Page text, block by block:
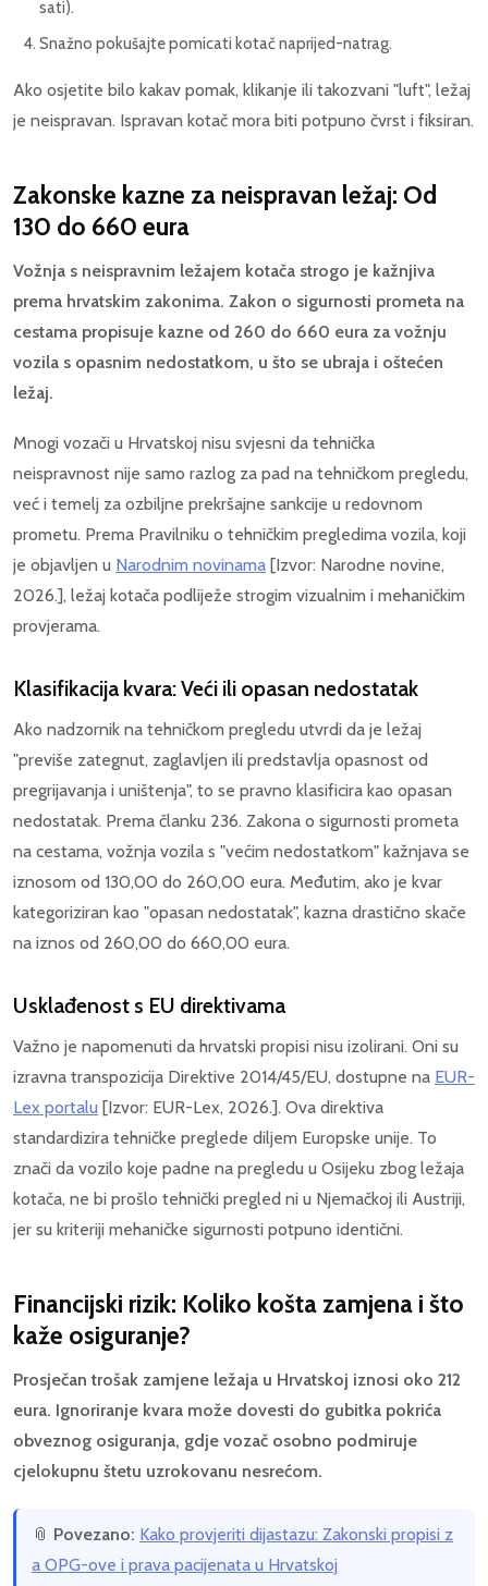
sati).
Snažno pokušajte pomicati kotač naprijed-natrag.
Ako osjetite bilo kakav pomak, klikanje ili takozvani "luft", ležaj
je neispravan. Ispravan kotač mora biti potpuno čvrst i fiksiran.
Zakonske kazne za neispravan ležaj: Od
130 do 660 eura
Vožnja s neispravnim ležajem kotača strogo je kažnjiva
prema hrvatskim zakonima. Zakon o sigurnosti prometa na
cestama propisuje kazne od 260 do 660 eura za vožnju
vozila s opasnim nedostatkom, u što se ubraja i oštećen
ležaj.
Mnogi vozači u Hrvatskoj nisu svjesni da tehnička
neispravnost nije samo razlog za pad na tehničkom pregledu,
već i temelj za ozbiljne prekršajne sankcije u redovnom
prometu. Prema Pravilniku o tehničkim pregledima vozila, koji
je objavljen u Narodnim novinama [Izvor: Narodne novine,
2026.], ležaj kotača podliježe strogim vizualnim i mehaničkim
provjerama.
Klasifikacija kvara: Veći ili opasan nedostatak
Ako nadzornik na tehničkom pregledu utvrdi da je ležaj
"previše zategnut, zaglavljen ili predstavlja opasnost od
pregrijavanja i uništenja", to se pravno klasificira kao opasan
nedostatak. Prema članku 236. Zakona o sigurnosti prometa
na cestama, vožnja vozila s "većim nedostatkom" kažnjava se
iznosom od 130,00 do 260,00 eura. Međutim, ako je kvar
kategoriziran kao "opasan nedostatak", kazna drastično skače
na iznos od 260,00 do 660,00 eura.
Usklađenost s EU direktivama
Važno je napomenuti da hrvatski propisi nisu izolirani. Oni su
izravna transpozicija Direktive 2014/45/EU, dostupne na EUR-
Lex portalu [Izvor: EUR-Lex, 2026.]. Ova direktiva
standardizira tehničke preglede diljem Europske unije. To
znači da vozilo koje padne na pregledu u Osijeku zbog ležaja
kotača, ne bi prošlo tehnički pregled ni u Njemačkoj ili Austriji,
jer su kriteriji mehaničke sigurnosti potpuno identični.
Financijski rizik: Koliko košta zamjena i što
kaže osiguranje?
Prosječan trošak zamjene ležaja u Hrvatskoj iznosi oko 212
eura. Ignoriranje kvara može dovesti do gubitka pokrića
obveznog osiguranja, gdje vozač osobno podmiruje
cjelokupnu štetu uzrokovanu nesrećom.
📎 Povezano: Kako provjeriti dijastazu: Zakonski propisi z
a OPG-ove i prava pacijenata u Hrvatskoj